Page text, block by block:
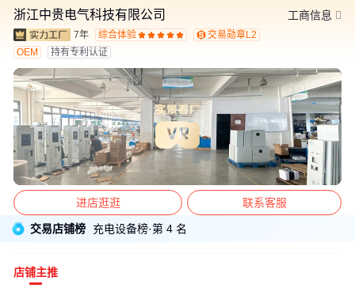
浙江中贵电气科技有限公司 工商信息
7年 综合体验     
    
交易勋章L2
OEM
持有专利认证
进店逛逛 联系客服
交易店铺榜 充电设备榜·第 4 名
店铺主推